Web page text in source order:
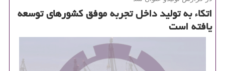
اتكاء به تولید داخل تجربه موفق كشورهای توسعه
یافته است